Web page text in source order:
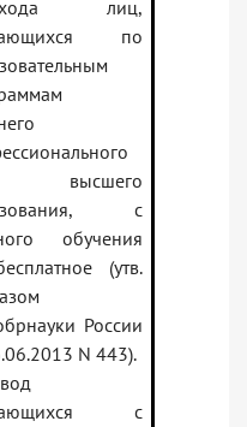
лиц,
по
с
обучения
(утв.
России
N 443).
с